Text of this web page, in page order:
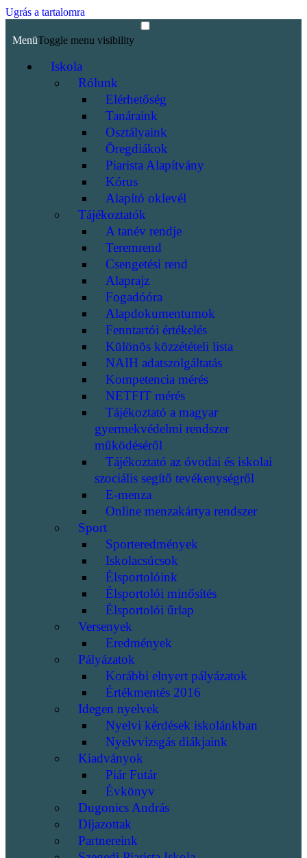
Ugrás a tartalomra
MenüToggle menu visibility
Iskola
Rólunk
Elérhetőség
Tanáraink
Osztályaink
Öregdiákok
Piarista Alapítvány
Kórus
Alapító oklevél
Tájékoztatók
A tanév rendje
Teremrend
Csengetési rend
Alaprajz
Fogadóóra
Alapdokumentumok
Fenntartói értékelés
Különös közzétételi lista
NAIH adatszolgáltatás
Kompetencia mérés
NETFIT mérés
Tájékoztató a magyar
gyermekvédelmi rendszer
működéséről
Tájékoztató az óvodai és iskolai
szociális segítő tevékenységről
E-menza
Online menzakártya rendszer
Sport
Sporteredmények
Iskolacsúcsok
Élsportolóink
Élsportolói minősítés
Élsportolói űrlap
Versenyek
Eredmények
Pályázatok
Korábbi elnyert pályázatok
Értékmentés 2016
Idegen nyelvek
Nyelvi kérdések iskolánkban
Nyelvvizsgás diákjaink
Kiadványok
Piár Futár
Évkönyv
Dugonics András
Díjazottak
Partnereink